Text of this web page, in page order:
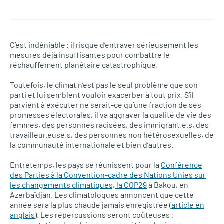
C’est indéniable : il risque d’entraver sérieusement les
mesures déjà insuffisantes pour combattre le
réchauffement planétaire catastrophique.
Toutefois, le climat n’est pas le seul problème que son
parti et lui semblent vouloir exacerber à tout prix. S’il
parvient à exécuter ne serait-ce qu’une fraction de ses
promesses électorales, il va aggraver la qualité de vie des
femmes, des personnes racisées, des immigrant.e.s, des
travailleur.euse.s, des personnes non hétérosexuelles, de
la communauté internationale et bien d’autres.
Entretemps, les pays se réunissent pour la Conférence
des Parties à la Convention-cadre des Nations Unies sur
les changements climatiques, la COP29à Bakou, en
Azerbaïdjan. Les climatologues annoncent que cette
année sera la plus chaude jamais enregistrée (article en
anglais). Les répercussions seront coûteuses :